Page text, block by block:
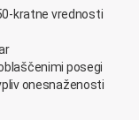
kratne vrednosti
posegi
onesnaženosti